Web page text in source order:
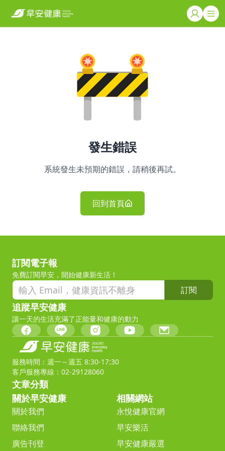
發生錯誤
系統發生未預期的錯誤，請稍後再試。
回到首頁
訂閱電子報
免費訂閱早安，開始健康新生活！
訂閱
追蹤早安健康
讓一天的生活充滿了正能量和健康的動力
服務時間：週一～週五 8:30-17:30
客戶服務專線：02-29128060
文章分類
關於早安健康
關於我們
聯絡我們
廣告刊登
相關網站
永悅健康官網
早安樂活
早安健康嚴選